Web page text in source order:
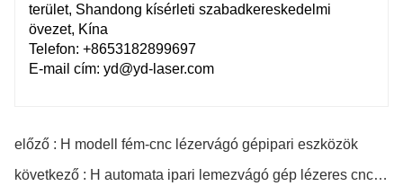
terület, Shandong kísérleti szabadkereskedelmi
övezet, Kína
Telefon: +8653182899697
E-mail cím: yd@yd-laser.com
előző : H modell fém-cnc lézervágó gépipari eszközök
következő : H automata ipari lemezvágó gép lézeres cnc gép fémhez